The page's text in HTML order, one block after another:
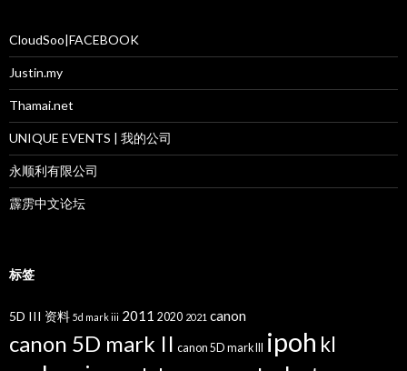
CloudSoo|FACEBOOK
Justin.my
Thamai.net
UNIQUE EVENTS | 我的公司
永顺利有限公司
霹雳中文论坛
标签
5D III 资料 5d mark iii 2011 2020 2021 canon
canon 5D mark II canon 5D mark III ipoh kl